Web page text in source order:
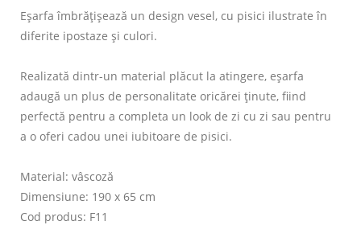
Eșarfa îmbrățișează un design vesel, cu pisici ilustrate în
diferite ipostaze și culori.
Realizată dintr-un material plăcut la atingere, eșarfa
adaugă un plus de personalitate oricărei ținute, fiind
perfectă pentru a completa un look de zi cu zi sau pentru
a o oferi cadou unei iubitoare de pisici.
Material: vâscoză
Dimensiune: 190 x 65 cm
Cod produs: F11